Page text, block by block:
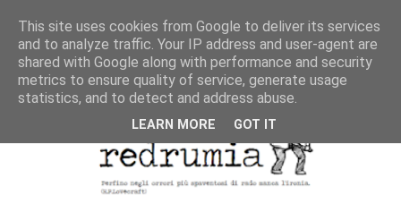
This site uses cookies from Google to deliver its services
and to analyze traffic. Your IP address and user-agent are
shared with Google along with performance and security
metrics to ensure quality of service, generate usage
statistics, and to detect and address abuse.
LEARN MORE GOT IT